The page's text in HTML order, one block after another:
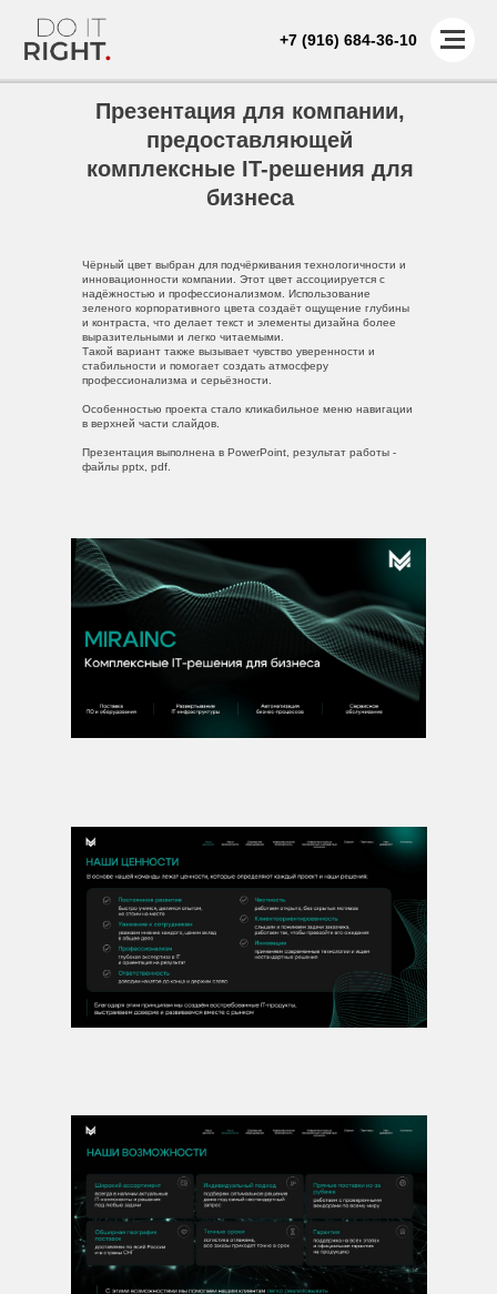
+7 (916) 684-36-10
Презентация для компании,
предоставляющей
комплексные IT-решения для
бизнеса
Чёрный цвет выбран для подчёркивания технологичности и
инновационности компании. Этот цвет ассоциируется с
надёжностью и профессионализмом. Использование
зеленого корпоративного цвета создаёт ощущение глубины
и контраста, что делает текст и элементы дизайна более
выразительными и легко читаемыми.
Такой вариант также вызывает чувство уверенности и
стабильности и помогает создать атмосферу
профессионализма и серьёзности.
Особенностью проекта стало кликабильное меню навигации
в верхней части слайдов.
Презентация выполнена в PowerPoint, результат работы -
файлы pptx, pdf.